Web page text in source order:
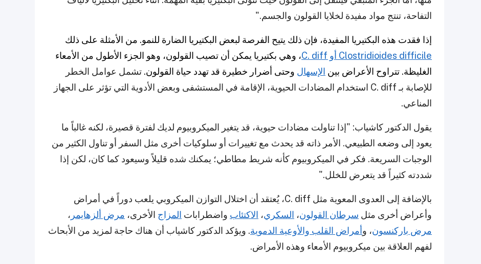
التفاحة، تنتج مواد مفيدة لخلايا القولون والجسم."
إذا فقدت هذه البكتيريا المفيدة، فإن ذلك يتيح الفرصة لبعض البكتيريا الضارة للنمو. من الأمثلة على ذلك
Clostridioides difficile أو C. diff
، وهي بكتيريا يمكن أن تصيب القولون، وهو الجزء الأطول من الأمعاء
الغليظة. تتراوح الأعراض بين الإسهال وحتى أضرار خطيرة قد تهدد حياة القولون. تشمل عوامل الخطر
للإصابة بـ C. diff استخدام المضادات الحيوية، الإقامة في المستشفى وبعض الأدوية التي تؤثر على الجهاز
المناعي.
يقول الدكتور كاشياب: "إذا تناولت مضادات حيوية، قد يتغير الميكروبيوم لديك لفترة قصيرة، لكنه غالباً ما
يعود إلى وضعه الطبيعي. الأمر ذاته قد يحدث مع تغييرات أو سلوكيات أخرى مثل السفر أو تناول الكثير من
الوجبات السريعة. فكر في الميكروبيوم كأنه شريط مطاطي؛ يمكنك شده قليلاً وسيعود كما كان، لكن إذا
شددته كثيراً قد يتعرض للخلل."
بالإضافة إلى العدوى المعوية مثل C. diff، يُعتقد أن اختلال التوازن الميكروبي يلعب دوراً في أمراض
وأعراض أخرى مثل سرطان القولون، السكري، الاكتئاب واضطرابات المزاج الأخرى، مرض ألزهايمر ،
مرض باركنسون، وأمراض القلب والأوعية الدموية. ويؤكد الدكتور كاشياب أن هناك حاجة لمزيد من الأبحاث
لفهم العلاقة بين ميكروبيوم الأمعاء وهذه الأمراض.